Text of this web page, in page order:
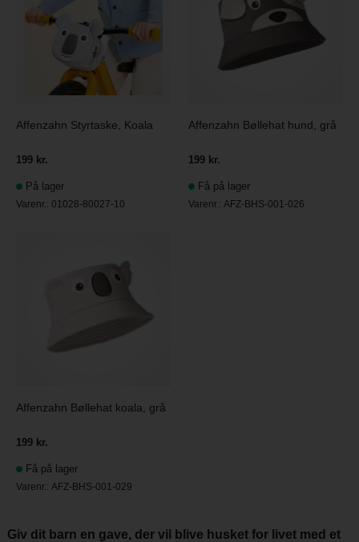
Affenzahn Styrtaske, Koala
199 kr.
På lager
Varenr.:01028-80027-10
Affenzahn Bøllehat hund, grå
199 kr.
Få på lager
Varenr.: AFZ-BHS-001-026
Affenzahn Bøllehat koala, grå
199 kr.
Få på lager
Varenr.:AFZ-BHS-001-029
Giv dit barn en gave, der vil blive husket for livet med et